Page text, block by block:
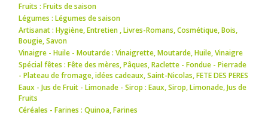
Fruits : Fruits de saison
Légumes : Légumes de saison
Artisanat : Hygiène,Entretien ,Livres-Romans,Cosmétique,Bois,
Bougie,Savon
Vinaigre - Huile - Moutarde : Vinaigrette,Moutarde,Huile,Vinaigre
Spécial fêtes : Fête des mères,Pâques,Raclette - Fondue - Pierrade
- Plateau de fromage,idées cadeaux,Saint-Nicolas,FETE DES PERES
Eaux - Jus de Fruit - Limonade - Sirop : Eaux,Sirop,Limonade,Jus de
Fruits
Céréales - Farines : Quinoa,Farines